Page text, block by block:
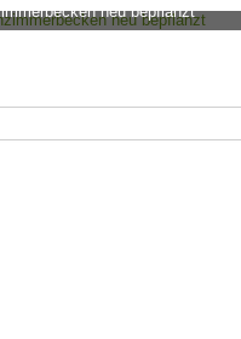
neu bepflanzt
16. April 2018, 18:43